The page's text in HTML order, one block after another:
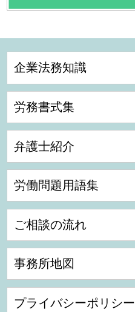
企業法務知識
労務書式集
弁護士紹介
労働問題用語集
ご相談の流れ
事務所地図
プライバシーポリシー